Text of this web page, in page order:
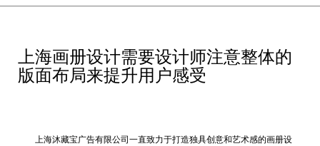
上海画册设计需要设计师注意整体的
版面布局来提升用户感受
上海沐藏宝广告有限公司一直致力于打造独具创意和艺术感的画册设